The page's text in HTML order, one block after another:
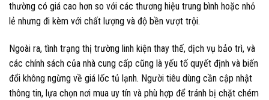
thường có giá cao hơn so với các thương hiệu trung bình hoặc nhỏ
lẻ nhưng đi kèm với chất lượng và độ bền vượt trội.
Ngoài ra, tình trạng thị trường linh kiện thay thế, dịch vụ bảo trì, và
các chính sách của nhà cung cấp cũng là yếu tố quyết định và biến
đổi không ngừng về giá lốc tủ lạnh. Người tiêu dùng cần cập nhật
thông tin, lựa chọn nơi mua uy tín và phù hợp để tránh bị chặt chém